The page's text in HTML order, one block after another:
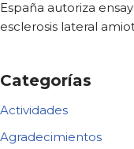
España autoriza
esclerosis lateral
Categorías
Actividades
Agradecimientos